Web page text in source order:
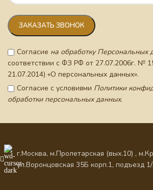
Согласие на обработку Персональных
соответствии с ФЗ РФ от 27.07.2006г. №
21.07.2014) «О персональных данных».
Согласие с условиями Политики
обработки персональных данных.
г.Москва, м.Пролетарская (вых.10) ,
ул.Воронцовская 35Б корп.1, подъезд